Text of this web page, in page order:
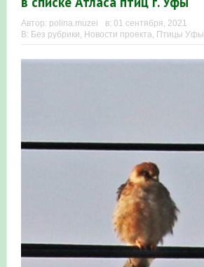
Автор: polina.muzei в: 01 сентября, 2021
В: Без рубрики Новости проекта Птицы Уфы